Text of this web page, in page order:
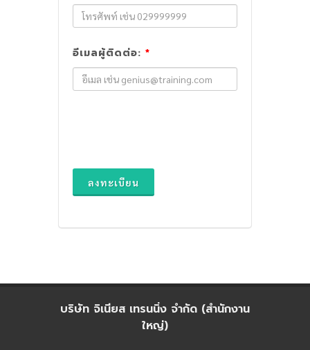
อีเมลผู้ติดต่อ: *
ลงทะเบียน
บริษัท จิเนียส เทรนนิ่ง จำกัด (สำนักงาน
ใหญ่)